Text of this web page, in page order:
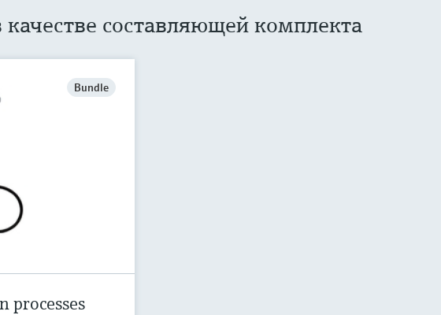
составляющей комплекта
Bundle
processes